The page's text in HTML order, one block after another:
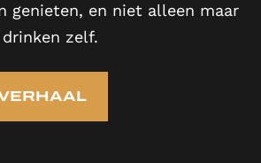
genieten, en niet alleen maar
zelf.